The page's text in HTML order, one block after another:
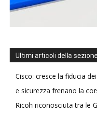
Ultimi articoli della sezione
Cisco: cresce la fiducia
e sicurezza frenano la
Ricoh riconosciuta tra le